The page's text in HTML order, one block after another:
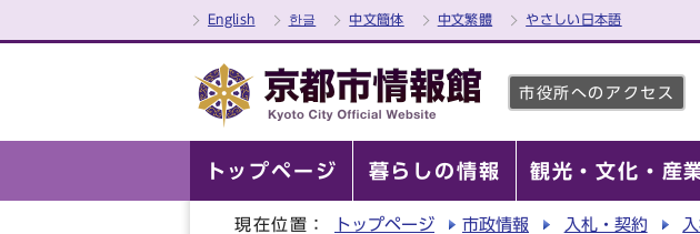
English 한글 中文簡体 中文繁體 やさしい日本語
市役所へのアクセス
トップページ 暮らしの情報 観光・文化・産
現在位置： トップページ 市政情報 入札・契約